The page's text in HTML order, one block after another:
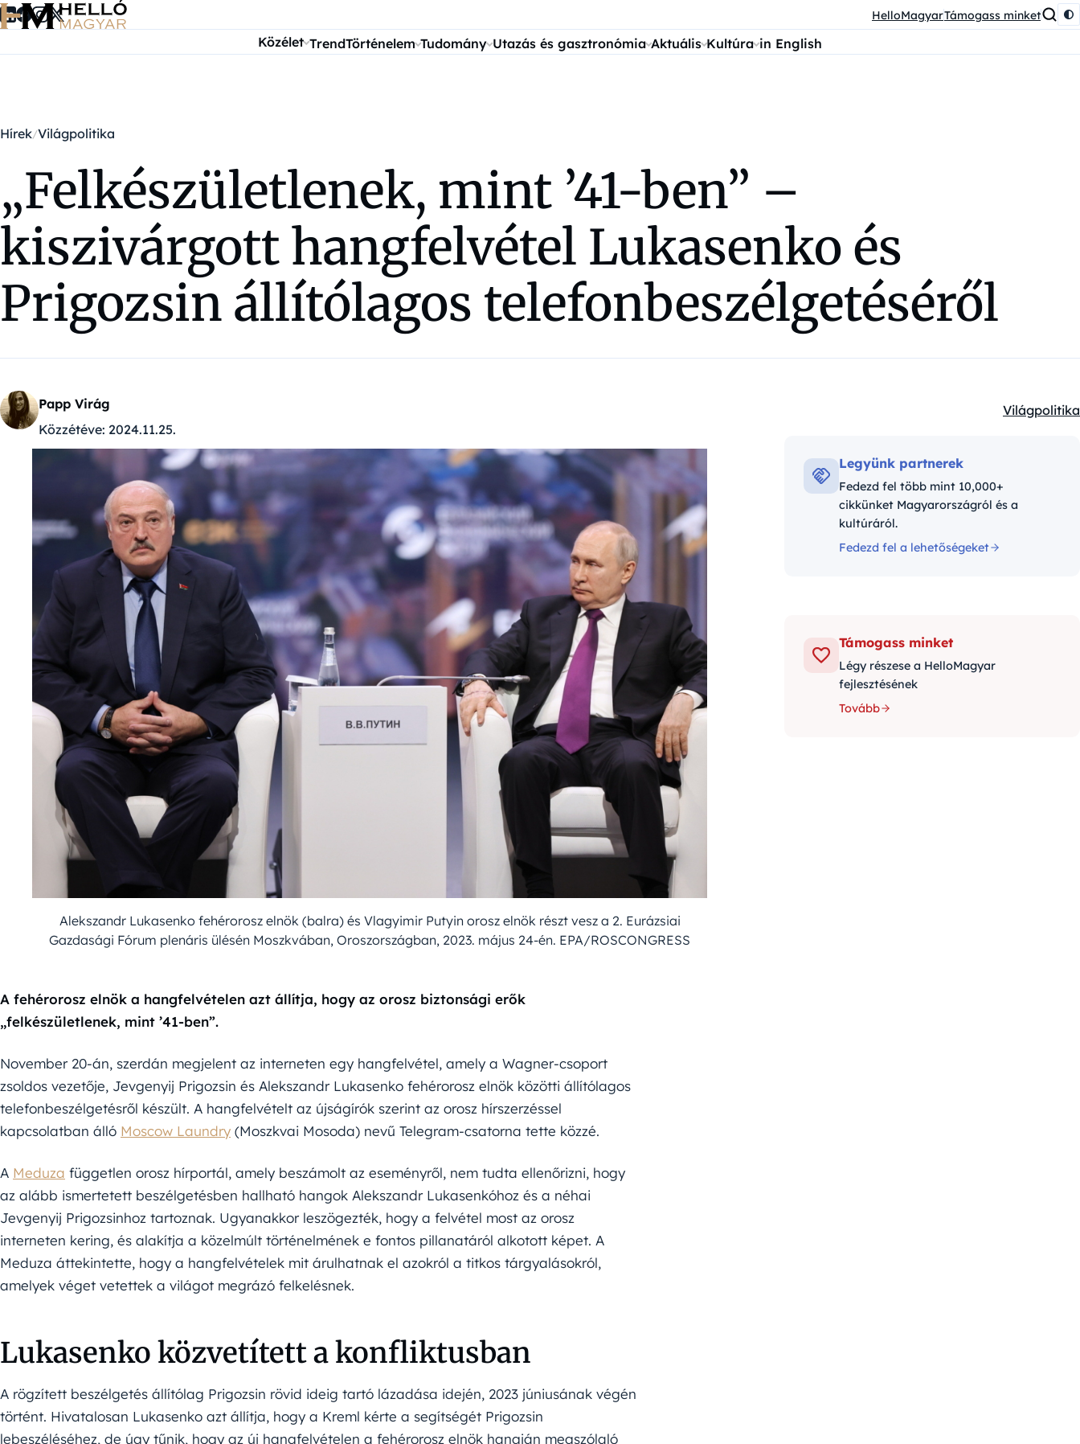
Ugrás a tartalomra HelloMagyarTámogass minket
Közélet TrendTörténelem Tudomány Utazás és gasztronómia Aktuális Kultúra in English
Hírek Világpolitika
„Felkészületlenek, mint ’41-ben” –
kiszivárgott hangfelvétel Lukasenko és
Prigozsin állítólagos telefonbeszélgetéséről
Papp Virág
Közzétéve: 2024.11.25.
Kategóriák:
Világpolitika
Alekszandr Lukasenko fehérorosz elnök (balra) és Vlagyimir Putyin orosz elnök részt vesz a 2. Eurázsiai
Gazdasági Fórum plenáris ülésén Moszkvában, Oroszországban, 2023. május 24-én. EPA/ROSCONGRESS
A fehérorosz elnök a hangfelvételen azt állítja, hogy az orosz biztonsági erők
„felkészületlenek, mint ’41-ben”.
November 20-án, szerdán megjelent az interneten egy hangfelvétel, amely a Wagner-csoport
zsoldos vezetője, Jevgenyij Prigozsin és Alekszandr Lukasenko fehérorosz elnök közötti állítólagos
telefonbeszélgetésről készült. A hangfelvételt az újságírók szerint az orosz hírszerzéssel
kapcsolatban álló Moscow Laundry (Moszkvai Mosoda) nevű Telegram-csatorna tette közzé.
A Meduza független orosz hírportál, amely beszámolt az eseményről, nem tudta ellenőrizni, hogy
az alább ismertetett beszélgetésben hallható hangok Alekszandr Lukasenkóhoz és a néhai
Jevgenyij Prigozsinhoz tartoznak. Ugyanakkor leszögezték, hogy a felvétel most az orosz
interneten kering, és alakítja a közelmúlt történelmének e fontos pillanatáról alkotott képet. A
Meduza áttekintette, hogy a hangfelvételek mit árulhatnak el azokról a titkos tárgyalásokról,
amelyek véget vetettek a világot megrázó felkelésnek.
Lukasenko közvetített a konfliktusban
A rögzített beszélgetés állítólag Prigozsin rövid ideig tartó lázadása idején, 2023 júniusának végén
történt. Hivatalosan Lukasenko azt állítja, hogy a Kreml kérte a segítségét Prigozsin
lebeszéléséhez, de úgy tűnik, hogy az új hangfelvételen a fehérorosz elnök hangján megszólaló
Legyünk partnerek
Fedezd fel több mint 10,000+
cikkünket Magyarországról és a
kultúráról.
Fedezd fel a lehetőségeket
Támogass minket
Légy részese a HelloMagyar
fejlesztésének
Tovább